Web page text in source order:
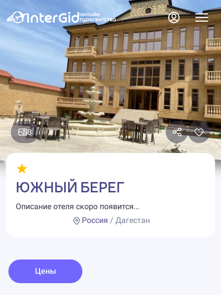
8
ЮЖНЫЙ БЕРЕГ
Описание отеля скоро появится...
Россия / Дагестан
Цены